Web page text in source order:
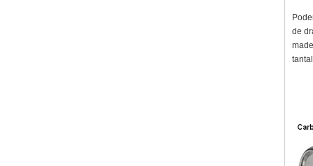
de